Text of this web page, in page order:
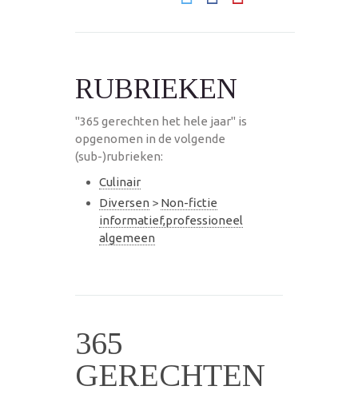
RUBRIEKEN
"365 gerechten het hele jaar" is
opgenomen in de volgende
(sub-)rubrieken:
Culinair
Diversen > Non-fictie
informatief,professioneel
algemeen
365
GERECHTEN